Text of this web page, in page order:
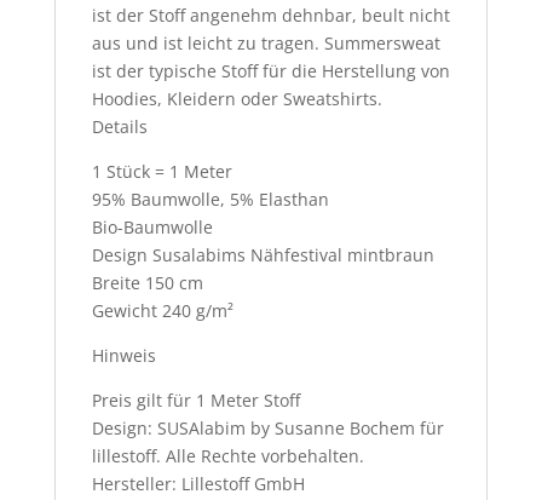
ist der Stoff angenehm dehnbar, beult nicht
aus und ist leicht zu tragen. Summersweat
ist der typische Stoff für die Herstellung von
Hoodies, Kleidern oder Sweatshirts.
Details
1 Stück = 1 Meter
95% Baumwolle, 5% Elasthan
Bio-Baumwolle
Design Susalabims Nähfestival mintbraun
Breite 150 cm
Gewicht 240 g/m²
Hinweis
Preis gilt für 1 Meter Stoff
Design: SUSAlabim by Susanne Bochem für
lillestoff. Alle Rechte vorbehalten.
Hersteller: Lillestoff GmbH